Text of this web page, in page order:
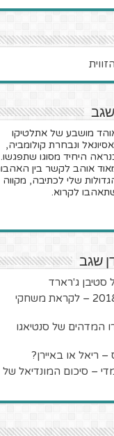
מושבע של אתלטיקו
ונבחרת קולומביה,
היחיד מסוגו שתפגשו.
אוהב לקשר בין
שלי לכתיבה, מקווה
לקרוא.
שגב
סטיבן ג'רארד
קופה ליברטדורס 2018 – לקראת משחקי
המדהים של סנטיאגו
ריאל או באיירן?
– סיכום המונדיאל של